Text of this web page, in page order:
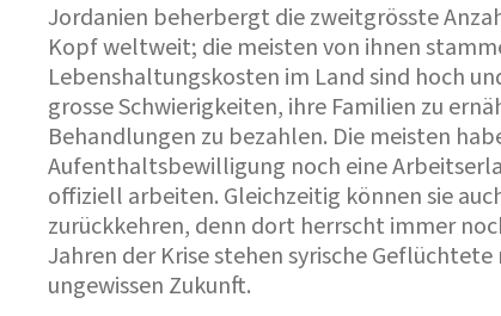
Jordanien beherbergt die zweitgrösste
Kopf weltweit; die meisten von ihnen
Lebenshaltungskosten im Land sind hoch
grosse Schwierigkeiten, ihre Familien zu
Behandlungen zu bezahlen. Die meisten
Aufenthaltsbewilligung noch eine
offiziell arbeiten. Gleichzeitig können sie
zurückkehren, denn dort herrscht immer
Jahren der Krise stehen syrische
ungewissen Zukunft.